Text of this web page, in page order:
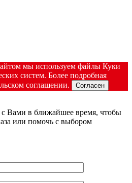
мы используем файлы Куки
систем. Более подробная
соглашении.
Согласен
Вами в ближайшее время, чтобы
или помочь с выбором